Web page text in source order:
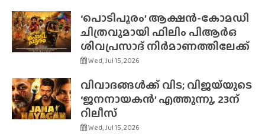
‘പൊടിപൂരം’ ആക്ഷൻ-കോമഡി
ചിത്രവുമായി ഫിലിം പിആർഒ
ശിവപ്രസാദ് നിർമാണത്തിലേക്ക്
Wed, Jul 15, 2026
വിവാദങ്ങൾക്ക് വിട; വിജയ്‌യുടെ
‘ജനനായകൻ’ എത്തുന്നു, 23ന്
റിലീസ്
Wed, Jul 15, 2026